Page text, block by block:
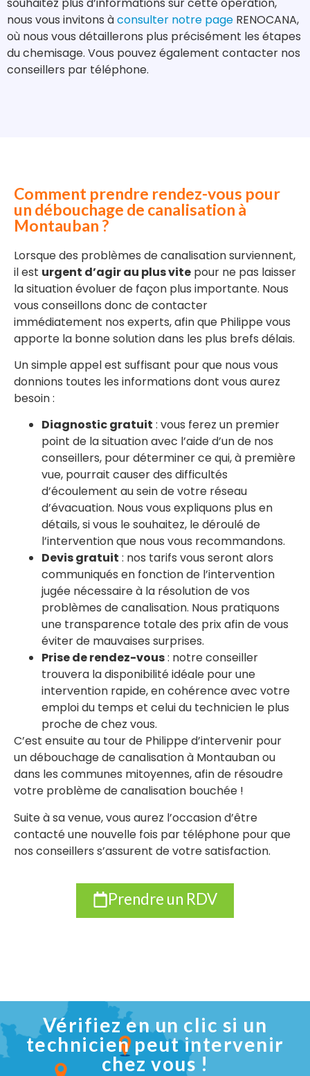
souhaitez plus d’informations sur cette opération,
nous vous invitons àconsulter notre page RENOCANA,
où nous vous détaillerons plus précisément les étapes
du chemisage. Vous pouvez également contacter nos
conseillers par téléphone.
Comment prendre rendez-vous pour
un débouchage de canalisation à
Montauban ?
Lorsque des problèmes de canalisation surviennent,
il est urgent d’agir au plus vite pour ne pas laisser
la situation évoluer de façon plus importante. Nous
vous conseillons donc de contacter
immédiatement nos experts, afin que Philippe vous
apporte la bonne solution dans les plus brefs délais.
Un simple appel est suffisant pour que nous vous
donnions toutes les informations dont vous aurez
besoin :
Diagnostic gratuit : vous ferez un premier
point de la situation avec l’aide d’un de nos
conseillers, pour déterminer ce qui, à première
vue, pourrait causer des difficultés
d’écoulement au sein de votre réseau
d’évacuation. Nous vous expliquons plus en
détails, si vous le souhaitez, le déroulé de
l’intervention que nous vous recommandons.
Devis gratuit : nos tarifs vous seront alors
communiqués en fonction de l’intervention
jugée nécessaire à la résolution de vos
problèmes de canalisation. Nous pratiquons
une transparence totale des prix afin de vous
éviter de mauvaises surprises.
Prise de rendez-vous: notre conseiller
trouvera la disponibilité idéale pour une
intervention rapide, en cohérence avec votre
emploi du temps et celui du technicien le plus
proche de chez vous.
C’est ensuite au tour de Philippe d’intervenir pour
un débouchage de canalisation à Montauban ou
dans les communes mitoyennes, afin de résoudre
votre problème de canalisation bouchée !
Suite à sa venue, vous aurez l’occasion d’être
contacté une nouvelle fois par téléphone pour que
nos conseillers s’assurent de votre satisfaction.
Prendre un RDV
Vérifiez en un clic si un
technicien peut intervenir
chez vous !